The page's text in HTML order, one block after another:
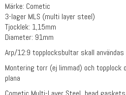
Märke: Cometic
3-lager MLS (multi layer steel)
Tjocklek: 1,15mm
Diameter: 91mm
Arp/12:9 topplocksbultar skall användas
Montering torr (ej limmad) och topplock
plana